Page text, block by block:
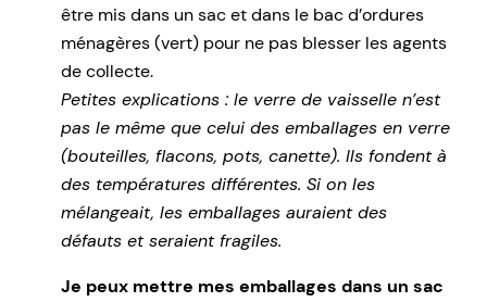
être mis dans un sac et dans le bac d’ordures
ménagères (vert) pour ne pas blesser les agents
de collecte.
Petites explications : le verre de vaisselle n’est
pas le même que celui des emballages en verre
(bouteilles, flacons, pots, canette). Ils fondent à
des températures différentes. Si on les
mélangeait, les emballages auraient des
défauts et seraient fragiles.
Je peux mettre mes emballages dans un sac